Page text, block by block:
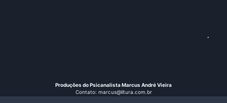
.
Produções do Psicanalista Marcus André Vieira
Contato: marcus@litura.com.br